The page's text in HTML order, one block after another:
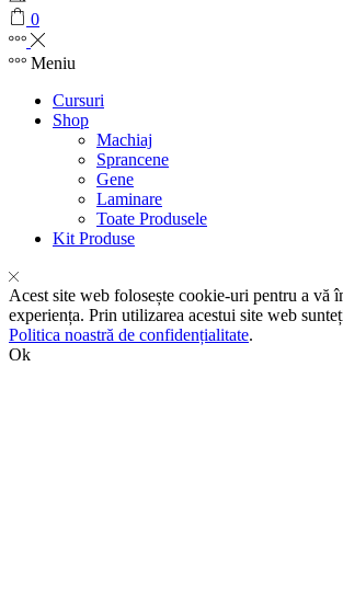
0
Meniu
Cursuri
Shop
Machiaj
Sprancene
Gene
Laminare
Toate Produsele
Kit Produse
Acest site web folosește cookie-uri pentru a vă
experiența. Prin utilizarea acestui site web
Politica noastră de confidențialitate.
Ok